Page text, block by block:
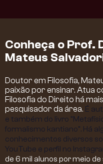
Conheça o Prof.
Mateus
Doutor em Filosofia,
paixão por ensinar. Atua
Filosofia do Direito há
pesquisador da área. É
e também do livro
formalismo kantiano". Há
conhecimentos diversos
YouTube e perfil no
de 6 mil alunos por meio